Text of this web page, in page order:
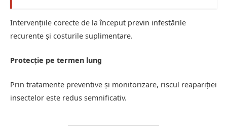
Intervențiile corecte de la început previn infestările
recurente și costurile suplimentare.
Protecție pe termen lung
Prin tratamente preventive și monitorizare, riscul reapariției
insectelor este redus semnificativ.